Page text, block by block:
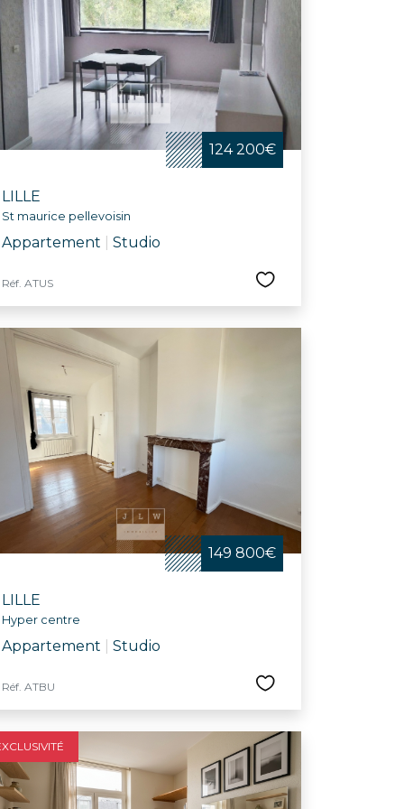
124 200€
LILLE
St maurice pellevoisin
Appartement Studio
Réf. ATUS
149 800€
LILLE
Hyper centre
Appartement Studio
Réf. ATBU